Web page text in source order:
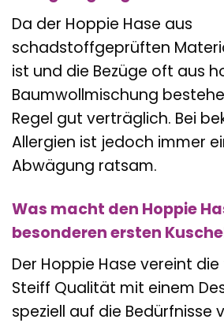
Da der Hoppie Hase aus
schadstoffgeprüften
ist und die Bezüge oft aus
Baumwollmischung
Regel gut verträglich. Bei
Allergien ist jedoch immer
Abwägung ratsam.
Was macht den Hoppie
besonderen ersten
Der Hoppie Hase vereint
Steiff Qualität mit einem
speziell auf die Bedürfnisse